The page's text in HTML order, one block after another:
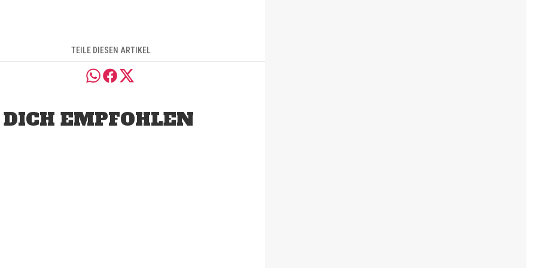
TEILE DIESEN ARTIKEL
DICH EMPFOHLEN